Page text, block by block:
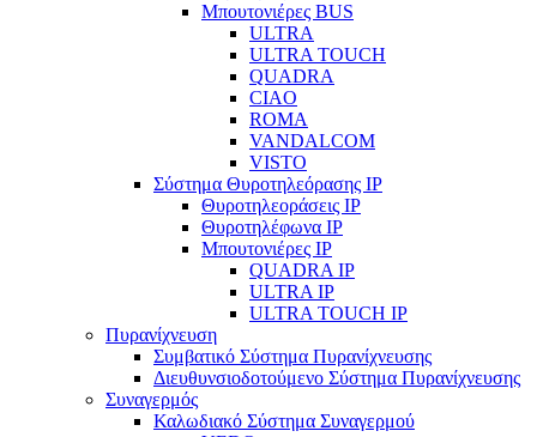
Μπουτονιέρες BUS
ULTRA
ULTRA TOUCH
QUADRA
CIAO
ROMA
VANDALCOM
VISTO
Σύστημα Θυροτηλεόρασης IP
Θυροτηλεοράσεις IP
Θυροτηλέφωνα IP
Μπουτονιέρες IP
QUADRA IP
ULTRA IP
ULTRA TOUCH IP
Πυρανίχνευση
Συμβατικό Σύστημα Πυρανίχνευσης
Διευθυνσιοδοτούμενο Σύστημα Πυρανίχνευσης
Συναγερμός
Καλωδιακό Σύστημα Συναγερμού